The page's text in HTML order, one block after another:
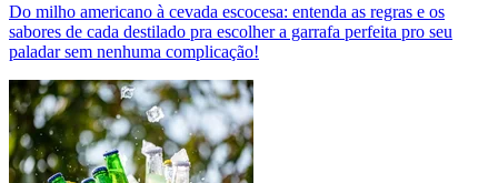
Do milho americano à cevada escocesa: entenda as regras e os
sabores de cada destilado pra escolher a garrafa perfeita pro seu
paladar sem nenhuma complicação!